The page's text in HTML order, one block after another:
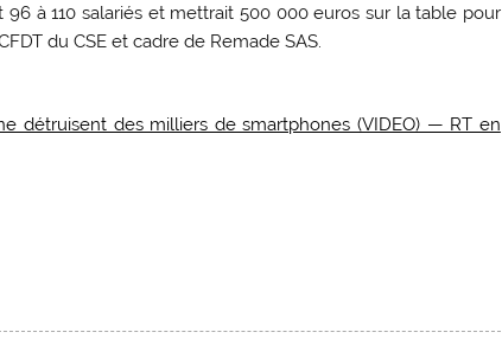
à 110 salariés et mettrait 500 000 euros sur la table pour
du CSE et cadre de Remade SAS.
détruisent des milliers de smartphones (VIDEO) — RT en